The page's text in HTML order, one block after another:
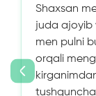
Shaxsan
juda ajoyib
men pulni
orqali